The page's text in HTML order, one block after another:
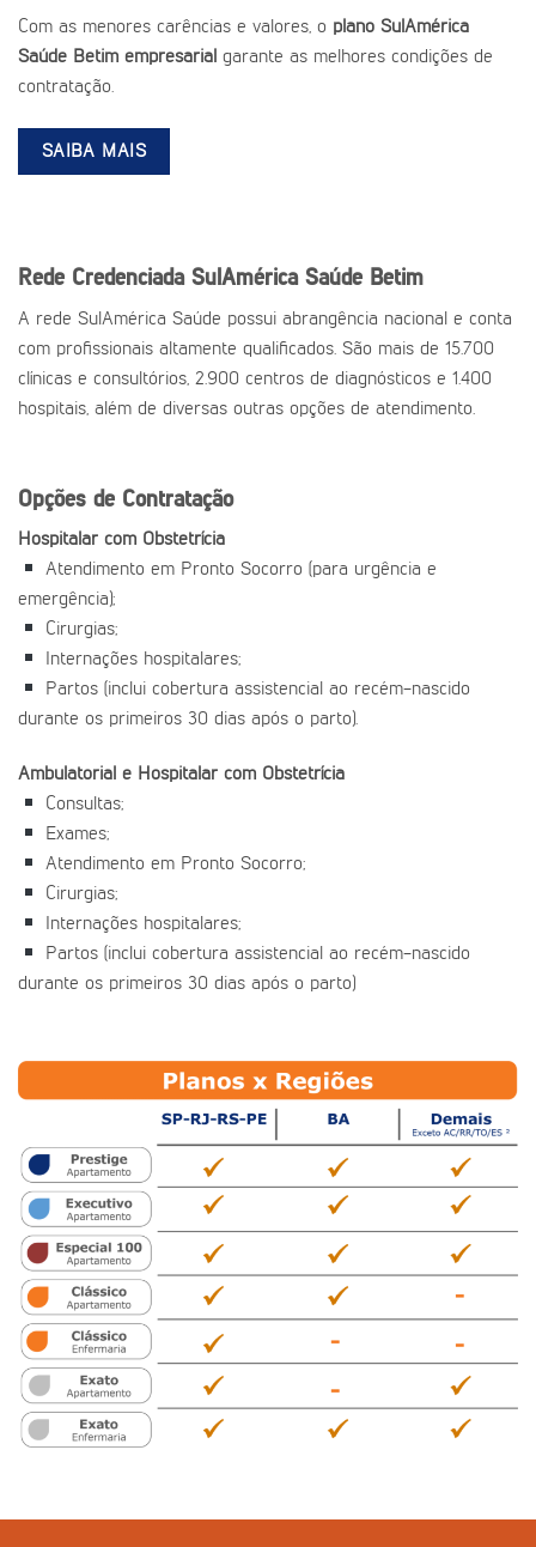
Com as menores carências e valores, o plano SulAmérica
Saúde Betim empresarial garante as melhores condições de
contratação.
SAIBA MAIS
Rede Credenciada SulAmérica Saúde Betim
A rede SulAmérica Saúde possui abrangência nacional e conta
com profissionais altamente qualificados. São mais de 15.700
clínicas e consultórios, 2.900 centros de diagnósticos e 1.400
hospitais, além de diversas outras opções de atendimento.
Opções de Contratação
Hospitalar com Obstetrícia
Atendimento em Pronto Socorro (para urgência e
emergência);
Cirurgias;
Internações hospitalares;
Partos (inclui cobertura assistencial ao recém-nascido
durante os primeiros 30 dias após o parto).
Ambulatorial e Hospitalar com Obstetrícia
Consultas;
Exames;
Atendimento em Pronto Socorro;
Cirurgias;
Internações hospitalares;
Partos (inclui cobertura assistencial ao recém-nascido
durante os primeiros 30 dias após o parto)